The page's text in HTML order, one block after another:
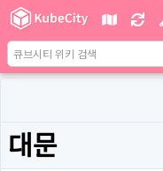
대문